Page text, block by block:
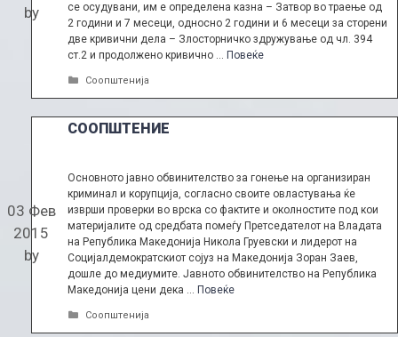
by
се осудувани, им е определена казна – Затвор во траење од
2 години и 7 месеци, односно 2 години и 6 месеци за сторени
две кривични дела – Злосторничко здружување од чл. 394
ст.2 и продолжено кривично … Повеќе
Categories
Соопштенија
СООПШТЕНИЕ
03 Фев
2015
by
Основното јавно обвинителство за гонење на организиран
криминал и корупција, согласно своите овластувања ќе
изврши проверки во врска со фактите и околностите под кои
материјалите од средбата помеѓу Претседателот на Владата
на Република Македонија Никола Груевски и лидерот на
Социјалдемократскиот сојуз на Македонија Зоран Заев,
дошле до медиумите. Јавното обвинителство на Република
Македонија цени дека … Повеќе
Categories
Соопштенија